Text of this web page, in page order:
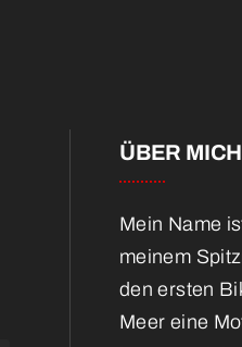
ÜBER MICH
Mein Name
meinem
den ersten
Meer eine